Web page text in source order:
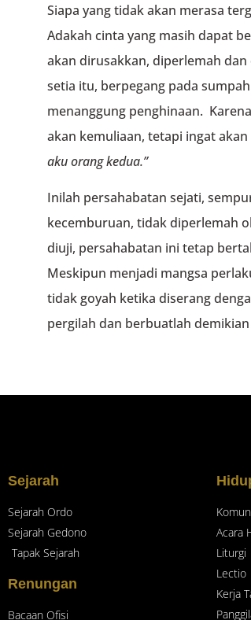
Siapa yang tidak akan merasa
Adakah cinta yang masih dapat
akan dirusakkan, diperlemah
setia itu, berpegang pada
menanggung penghinaan.
akan kemuliaan, tetapi ingat akan
aku orang kedua.”
Inilah persahabatan sejati,
kecemburuan, tidak diperlemah
diuji, persahabatan ini tetap
Meskipun menjadi mangsa
tidak goyah ketika diserang
pergilah dan berbuatlah demikian
Sejarah
Sejarah Ordo
Sejarah Gedono
Tapak Sejarah
Renungan
Bacaan Ofisi
Acara
Liturgi
Lectio
Kerja